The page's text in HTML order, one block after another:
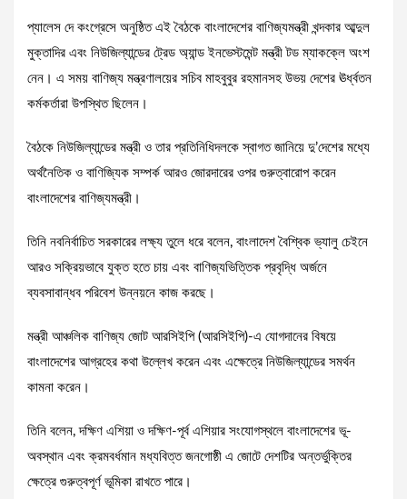
প্যালেস দে কংগ্রেসে অনুষ্ঠিত এই বৈঠকে বাংলাদেশের বাণিজ্যমন্ত্রী খন্দকার আব্দুল
মুক্তাদির এবং নিউজিল্যান্ডের ট্রেড অ্যান্ড ইনভেস্টমেন্ট মন্ত্রী টড ম্যাকক্লে অংশ
নেন। এ সময় বাণিজ্য মন্ত্রণালয়ের সচিব মাহবুবুর রহমানসহ উভয় দেশের ঊর্ধ্বতন
কর্মকর্তারা উপস্থিত ছিলেন।
বৈঠকে নিউজিল্যান্ডের মন্ত্রী ও তার প্রতিনিধিদলকে স্বাগত জানিয়ে দু’দেশের মধ্যে
অর্থনৈতিক ও বাণিজ্যিক সম্পর্ক আরও জোরদারের ওপর গুরুত্বারোপ করেন
বাংলাদেশের বাণিজ্যমন্ত্রী।
তিনি নবনির্বাচিত সরকারের লক্ষ্য তুলে ধরে বলেন, বাংলাদেশ বৈশ্বিক ভ্যালু চেইনে
আরও সক্রিয়ভাবে যুক্ত হতে চায় এবং বাণিজ্যভিত্তিক প্রবৃদ্ধি অর্জনে
ব্যবসাবান্ধব পরিবেশ উন্নয়নে কাজ করছে।
মন্ত্রী আঞ্চলিক বাণিজ্য জোট আরসিইপি (আরসিইপি)-এ যোগদানের বিষয়ে
বাংলাদেশের আগ্রহের কথা উল্লেখ করেন এবং এক্ষেত্রে নিউজিল্যান্ডের সমর্থন
কামনা করেন।
তিনি বলেন, দক্ষিণ এশিয়া ও দক্ষিণ-পূর্ব এশিয়ার সংযোগস্থলে বাংলাদেশের ভূ-
অবস্থান এবং ক্রমবর্ধমান মধ্যবিত্ত জনগোষ্ঠী এ জোটে দেশটির অন্তর্ভুক্তির
ক্ষেত্রে গুরুত্বপূর্ণ ভূমিকা রাখতে পারে।